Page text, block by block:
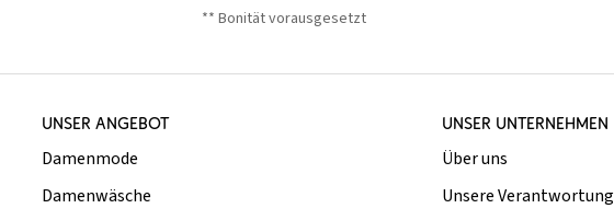
** Bonität vorausgesetzt
UNSER ANGEBOT
Damenmode
Damenwäsche
UNSER UNTERNEHMEN
Über uns
Unsere Verantwortung